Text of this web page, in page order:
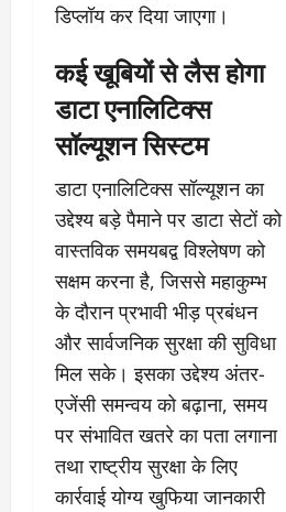
डिप्लॉय कर दिया जाएगा।
कई खूबियों से लैस होगा
डाटा एनालिटिक्स
सॉल्यूशन सिस्टम
डाटा एनालिटिक्स सॉल्यूशन का
उद्देश्य बड़े पैमाने पर डाटा सेटों को
वास्तविक समयबद्व विश्लेषण को
सक्षम करना है, जिससे महाकुम्भ
के दौरान प्रभावी भीड़ प्रबंधन
और सार्वजनिक सुरक्षा की सुविधा
मिल सके। इसका उद्देश्य अंतर-
एजेंसी समन्वय को बढ़ाना, समय
पर संभावित खतरे का पता लगाना
तथा राष्ट्रीय सुरक्षा के लिए
कार्रवाई योग्य खुफिया जानकारी